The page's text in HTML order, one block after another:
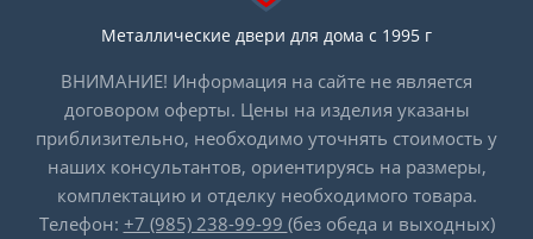
Металлические двери для дома с 1995 г
ВНИМАНИЕ! Информация на сайте не является
договором оферты. Цены на изделия указаны
приблизительно, необходимо уточнять стоимость у
наших консультантов, ориентируясь на размеры,
комплектацию и отделку необходимого товара.
Телефон: +7 (985) 238-99-99 (без обеда и выходных)